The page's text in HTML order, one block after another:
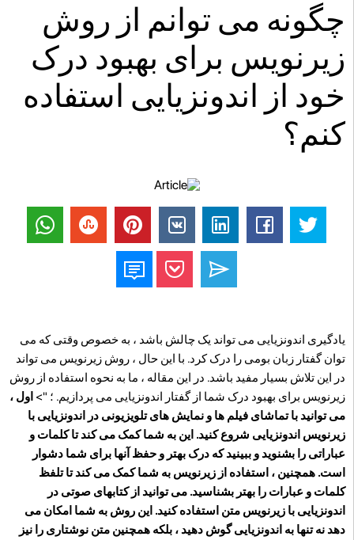
چگونه می توانم از روش
زیرنویس برای بهبود درک
خود از اندونزیایی استفاده
کنم؟
یادگیری اندونزیایی می تواند یک چالش باشد ، به خصوص وقتی که می
توان گفتار زبان بومی را درک کرد. با این حال ، روش زیرنویس می تواند
در این تلاش بسیار مفید باشد. در این مقاله ، ما به نحوه استفاده از روش
زیرنویس برای بهبود درک شما از گفتار اندونزیایی می پردازیم. ؛ "> اول ،
می توانید با تماشای فیلم ها و نمایش های تلویزیونی در اندونزیایی با
زیرنویس اندونزیایی شروع کنید. این به شما کمک می کند تا کلمات و
عباراتی را بشنوید و ببینید که درک بهتر و حفظ آنها برای شما دشوار
است. همچنین ، استفاده از زیرنویس به شما کمک می کند تا تلفظ
کلمات و عبارات را بهتر بشناسید. می توانید از کتابهای صوتی در
اندونزیایی با زیرنویس متن استفاده کنید. این روش به شما امکان می
دهد نه تنها به اندونزیایی گوش دهید ، بلکه همچنین متن نوشتاری را نیز